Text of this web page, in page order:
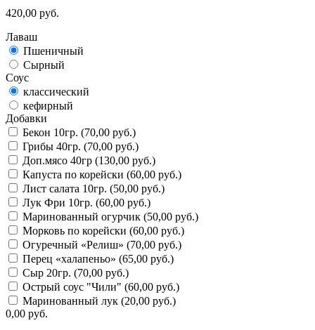
420,00 руб.
Лаваш
Пшеничный
Сырный
Соус
классический
кефирный
Добавки
Бекон 10гр. (70,00 руб.)
Грибы 40гр. (70,00 руб.)
Доп.мясо 40гр (130,00 руб.)
Капуста по корейски (60,00 руб.)
Лист салата 10гр. (50,00 руб.)
Лук Фри 10гр. (60,00 руб.)
Маринованный огурчик (50,00 руб.)
Морковь по корейски (60,00 руб.)
Огуречный «Релиш» (70,00 руб.)
Перец «халапеньо» (65,00 руб.)
Сыр 20гр. (70,00 руб.)
Острый соус "Чили" (60,00 руб.)
Маринованный лук (20,00 руб.)
0,00 руб.